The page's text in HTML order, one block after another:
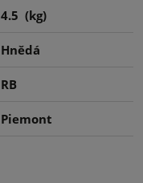
4.5 (kg)
Hnědá
RB
Piemont